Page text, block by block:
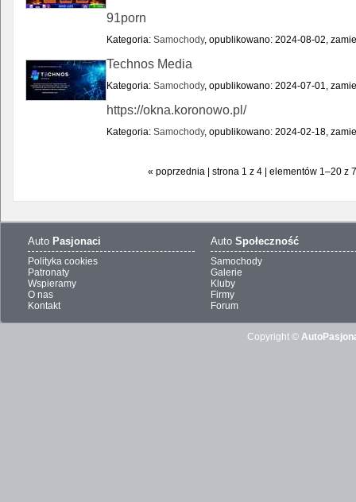
91porn
Kategoria: Samochody, opublikowano: 2024-08-02,
Technos Media
Kategoria: Samochody, opublikowano: 2024-07-01,
https://okna.koronowo.pl/
Kategoria: Samochody, opublikowano: 2024-02-18,
« poprzednia | strona 1 z 4 | elementów 1–20 z
Auto Pasjonaci
Polityka cookies
Patronaty
Wspieramy
O nas
Kontakt
Auto Społeczność
Samochody
Galerie
Kluby
Firmy
Forum
Copyright ©